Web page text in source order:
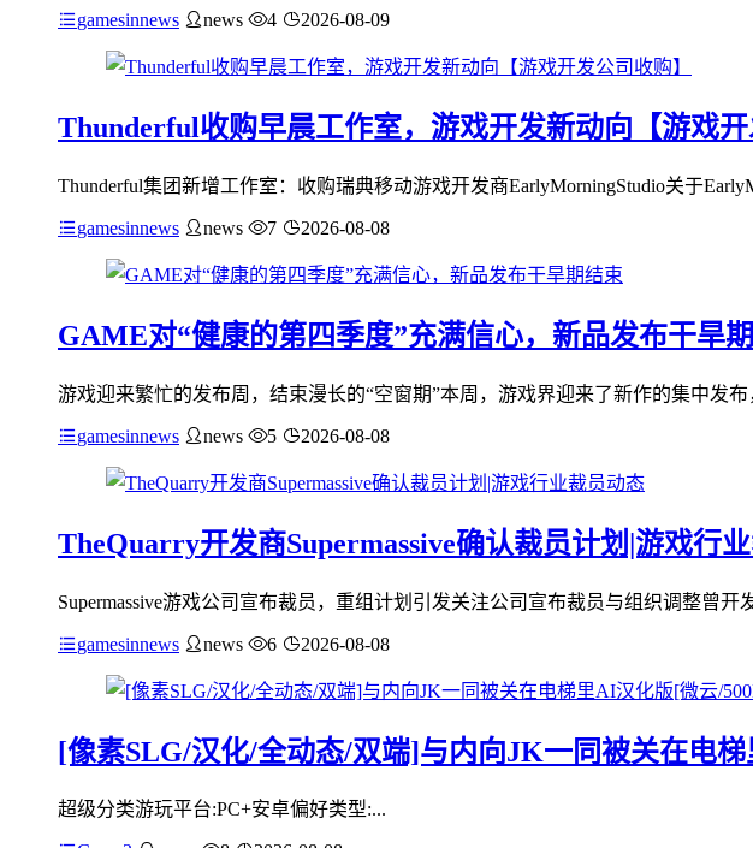
gamesinnews news 4 2026-08-09
Thunderful收购早晨工作室，游戏开发新动向【游戏开
Thunderful集团新增工作室：收购瑞典移动游戏开发商EarlyMorningStudio关于
gamesinnews news 7 2026-08-08
GAME对“健康的第四季度”充满信心，新品发布干旱
游戏迎来繁忙的发布周，结束漫长的“空窗期”本周，游戏界迎来了新作的集中发
gamesinnews news 5 2026-08-08
TheQuarry开发商Supermassive确认裁员计划|游戏行
Supermassive游戏公司宣布裁员，重组计划引发关注公司宣布裁员与组织调整曾开
gamesinnews news 6 2026-08-08
[像素SLG/汉化/全动态/双端]与内向JK一同被关在电
超级分类游玩平台:PC+安卓偏好类型:...